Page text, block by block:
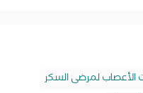
الأعصاب لمرضى السكر